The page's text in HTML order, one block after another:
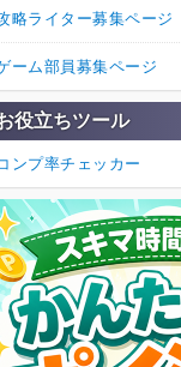
略ライター募集ページ
ーム部員募集ページ
役立ちツール
ンプ率チェッカー